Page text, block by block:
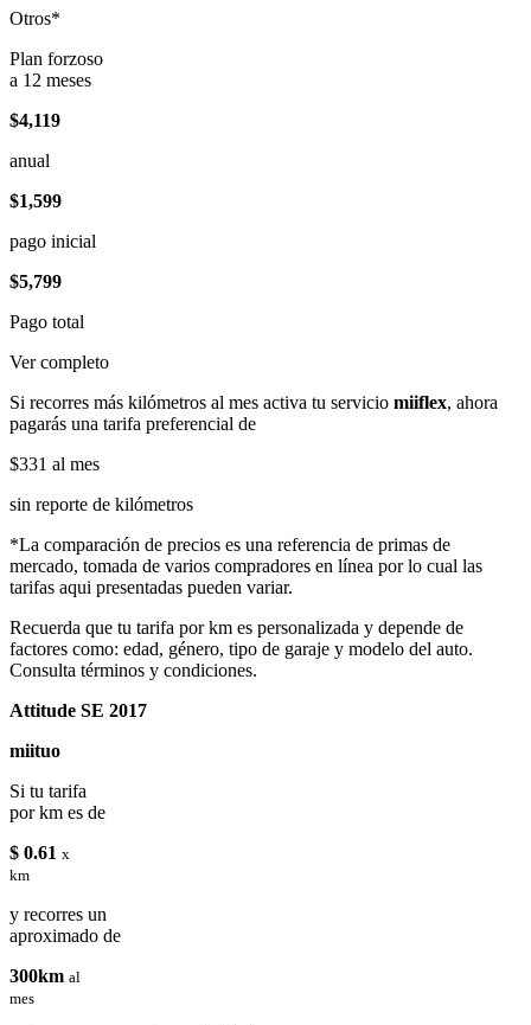
Otros*
Plan forzoso
a 12 meses
$4,119
anual
$1,599
pago inicial
$5,799
Pago total
Ver completo
Si recorres más kilómetros al mes activa tu servicio miiflex, ahora
pagarás una tarifa preferencial de
$331 al mes
sin reporte de kilómetros
*La comparación de precios es una referencia de primas de
mercado, tomada de varios compradores en línea por lo cual las
tarifas aqui presentadas pueden variar.
Recuerda que tu tarifa por km es personalizada y depende de
factores como: edad, género, tipo de garaje y modelo del auto.
Consulta términos y condiciones.
Attitude SE 2017
miituo
Si tu tarifa
por km es de
$ 0.61 x
km
y recorres un
aproximado de
300km al
mes